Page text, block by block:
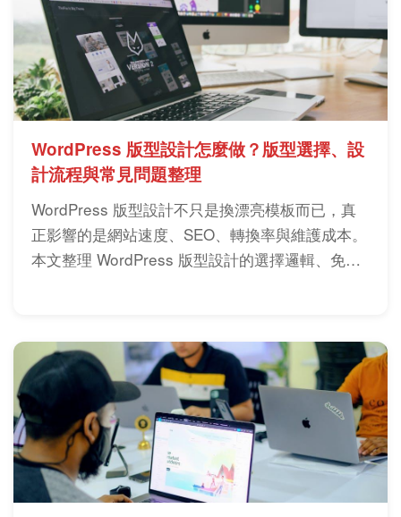
WordPress 版型設計怎麼做？版型選擇、設
計流程與常見問題整理
WordPress 版型設計不只是換漂亮模板而已，真
正影響的是網站速度、SEO、轉換率與維護成本。
本文整理 WordPress 版型設計的選擇邏輯、免費